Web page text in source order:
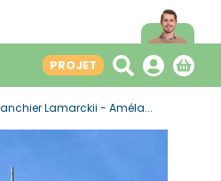
PROJET
Lamarckii - Améla...